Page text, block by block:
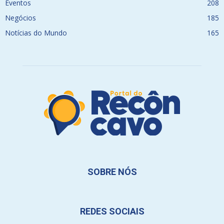
Eventos
208
Negócios
185
Notícias do Mundo
165
SOBRE NÓS
REDES SOCIAIS